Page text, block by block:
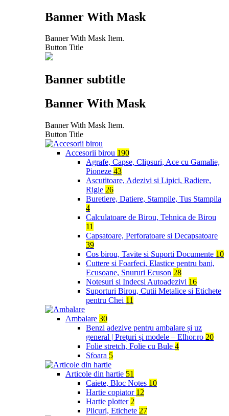
Banner With Mask
Banner With Mask Item.
Button Title
Banner subtitle
Banner With Mask
Banner With Mask Item.
Button Title
Accesorii birou 190
Agrafe, Capse, Clipsuri, Ace cu Gamalie,
Pioneze 43
Ascutitoare, Adezivi si Lipici, Radiere,
Rigle 26
Buretiere, Datiere, Stampile, Tus Stampila
4
Calculatoare de Birou, Tehnica de Birou
11
Capsatoare, Perforatoare si Decapsatoare
39
Cos birou, Tavite si Suporti Documente 10
Cuttere si Foarfeci, Elastice pentru bani,
Ecusoane, Snururi Ecuson 28
Notesuri si Indecsi Autoadezivi 16
Suporturi Birou, Cutii Metalice si Etichete
pentru Chei 11
Ambalare 30
Benzi adezive pentru ambalare și uz
general | Prețuri și modele – Elhor.ro 20
Folie stretch, Folie cu Bule 4
Sfoara 5
Articole din hartie 51
Caiete, Bloc Notes 10
Hartie copiator 12
Hartie plotter 2
Plicuri, Etichete 27